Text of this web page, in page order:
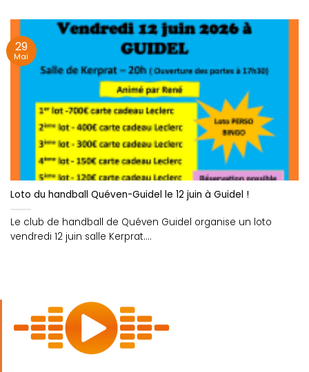
Loto du handball Quéven-Guidel le 12 juin à Guidel !
Le club de handball de Quéven Guidel organise un loto
vendredi 12 juin salle Kerprat....
29
Mai